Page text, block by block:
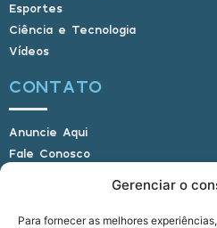
Gerenciar o
Para fornecer as melhores
Esportes
Ciência e Tecnologia
Vídeos
CONTATO
Anuncie Aqui
Fale Conosco